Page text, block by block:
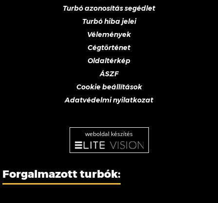
Turbó azonosítás segédlet
Turbó hiba jelei
Vélemények
Cégtörténet
Oldaltérkép
ÁSZF
Cookie beállítások
Adatvédelmi nyilatkozat
weboldal készítés
Forgalmazott turbók: